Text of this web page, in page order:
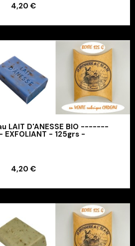
4,20 €
au panier
LAIT D'ANESSE BIO -------
EXFOLIANT - 125grs -
4,20 €
au panier